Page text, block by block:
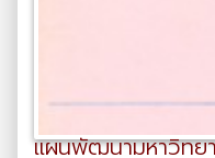
แผนพัฒนามหาวิทย